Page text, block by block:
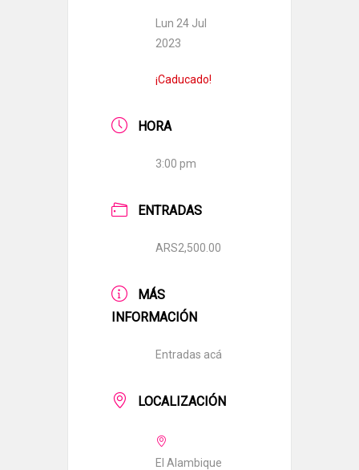
Lun 24 Jul
2023
¡Caducado!
HORA
3:00 pm
ENTRADAS
ARS2,500.00
MÁS
INFORMACIÓN
Entradas acá
LOCALIZACIÓN
El Alambique